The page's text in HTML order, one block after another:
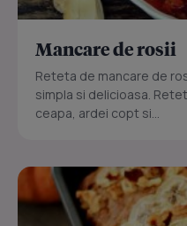
Mancare de rosii
Reteta de mancare de
simpla si delicioasa.
ceapa, ardei copt si...